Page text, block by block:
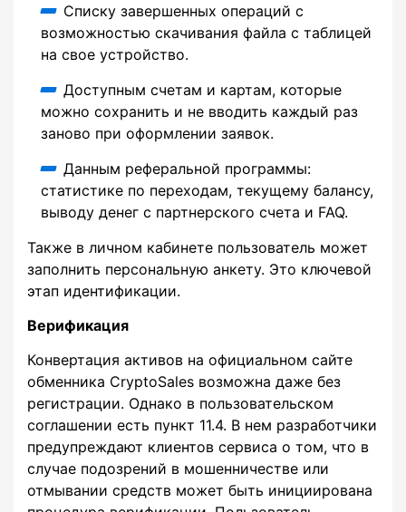
Списку завершенных операций с
возможностью скачивания файла с таблицей
на свое устройство.
Доступным счетам и картам, которые
можно сохранить и не вводить каждый раз
заново при оформлении заявок.
Данным реферальной программы:
статистике по переходам, текущему балансу,
выводу денег с партнерского счета и FAQ.
Также в личном кабинете пользователь может
заполнить персональную анкету. Это ключевой
этап идентификации.
Верификация
Конвертация активов на официальном сайте
обменника CryptoSales возможна даже без
регистрации. Однако в пользовательском
соглашении есть пункт 11.4. В нем разработчики
предупреждают клиентов сервиса о том, что в
случае подозрений в мошенничестве или
отмывании средств может быть инициирована